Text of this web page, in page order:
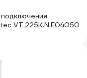
VT.225K.N.E04050